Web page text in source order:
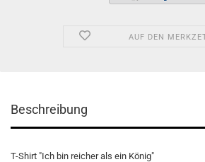
AUF DEN
Beschreibung
T-Shirt "Ich bin reicher als ein König"